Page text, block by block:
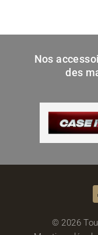
Nos
des
© 2026